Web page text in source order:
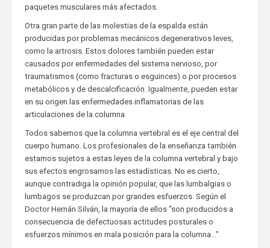
paquetes musculares más afectados.
Otra gran parte de las molestias de la espalda están
producidas por problemas mecánicos degenerativos leves,
como la artrosis. Estos dolores también pueden estar
causados por enfermedades del sistema nervioso, por
traumatismos (como fracturas o esguinces) o por procesos
metabólicos y de descalcificación. Igualmente, pueden estar
en su origen las enfermedades inflamatorias de las
articulaciones de la columna.
Todos sabemos que la columna vertebral es el eje central del
cuerpo humano. Los profesionales de la enseñanza también
estamos sujetos a estas leyes de la columna vertebral y bajo
sus efectos engrosamos las estadísticas. No es cierto,
aunque contradiga la opinión popular, que las lumbalgias o
lumbagos se produzcan por grandes esfuerzos. Según el
Doctor Hernán Silván, la mayoría de ellos "son producidos a
consecuencia de defectuosas actitudes posturales o
esfuerzos mínimos en mala posición para la columna…".